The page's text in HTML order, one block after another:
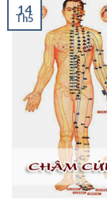
14
Th5